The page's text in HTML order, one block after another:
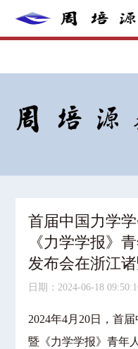
首届中国力学
《力学学报》
发布会在浙江
日期：2024-06-18
2024年4月20日，首
暨《力学学报》青年